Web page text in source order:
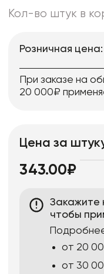
Кол-во штук в
Розничная цена:
При заказе на
20 000₽
Цена за
343.00₽
Закажите
чтобы
от 20
от 30